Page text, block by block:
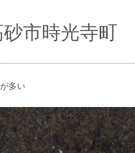
市時光寺町
多い